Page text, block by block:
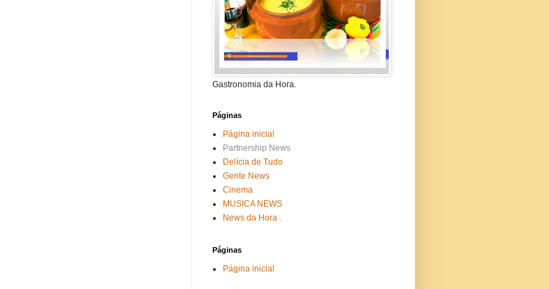
Gastronomia da Hora.
Páginas
Página inicial
Partnership News
Delícia de Tudo
Gente News
Cinema
MUSICA NEWS
News da Hora .
Páginas
Página inicial